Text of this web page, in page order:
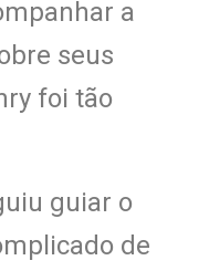
a
seus
foi tão
guiar o
de